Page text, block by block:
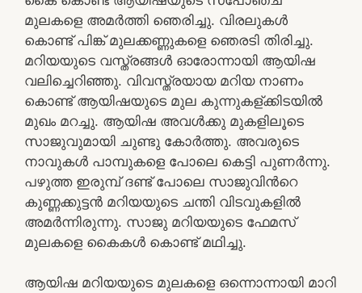
മുലകളെ അമർത്തി ഞെരിച്ചു. വിരലുകൾ
കൊണ്ട് പിങ്ക് മുലക്കണ്ണുകളെ ഞെരടി തിരിച്ചു.
മറിയയുടെ വസ്ത്രങ്ങൾ ഓരോന്നായി ആയിഷ
വലിച്ചെറിഞ്ഞു. വിവസ്ത്രയായ മറിയ നാണം
കൊണ്ട് ആയിഷയുടെ മുല കുന്നുകള്ക്കിടയിൽ
മുഖം മറച്ചു. ആയിഷ അവൾക്കു മുകളിലൂടെ
സാജുവുമായി ചുണ്ടു കോർത്തു. അവരുടെ
നാവുകൾ പാമ്പുകളെ പോലെ കെട്ടി പുണർന്നു.
പഴുത്ത ഇരുമ്പ് ദണ്ട് പോലെ സാജുവിൻറെ
കുണ്ണക്കുട്ടൻ മറിയയുടെ ചന്തി വിടവുകളിൽ
അമർന്നിരുന്നു. സാജു മറിയയുടെ ഫേമസ്
മുലകളെ കൈകൾ കൊണ്ട് മഥിച്ചു.
ആയിഷ മറിയയുടെ മുലകളെ ഒന്നൊന്നായി മാറി